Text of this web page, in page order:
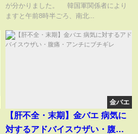
が分かりました。 韓国軍関係者により
ますと午前8時半ごろ、南北...
金バエ
【肝不全・末期】金バエ 病気に
対するアドバイスウザい・腹